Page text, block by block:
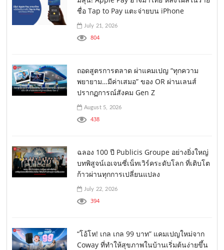
ชื่อ Tap to Pay แตะจ่ายบน iPhone
July 21, 2026
804
ถอดสูตรการตลาด ผ่าแคมเปญ “ทุกความ
พยายาม…มีค่าเสมอ” ของ OR ผ่านเลนส์
ปรากฏการณ์สังคม Gen Z
August 5, 2026
438
ฉลอง 100 ปี Publicis Groupe อย่างยิ่งใหญ่
บทพิสูจน์เอเจนซี่เน็ทเวิร์คระดับโลก ที่เติบโต
ก้าวผ่านทุกการเปลี่ยนแปลง
July 22, 2026
394
“โอ้โห! เกล เกล 99 บาท” แคมเปญใหม่จาก
Coway ที่ทำให้สุขภาพในบ้านเริ่มต้นง่ายขึ้น